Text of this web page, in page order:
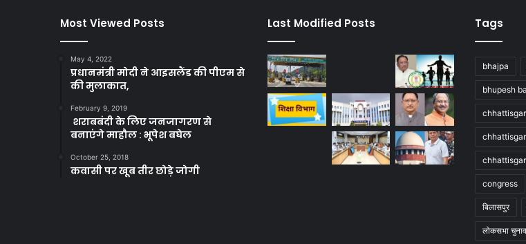
Most Viewed Posts
May 4, 2022
प्रधानमंत्री मोदी ने आइसलैंड की पीएम से
की मुलाकात,
February 9, 2019
शराबबंदी के लिए जनजागरण से
बनाएंगे माहौल : भूपेश बघेल
October 25, 2018
कवासी पर खूब तीर छोड़े जोगी
Last Modified Posts Tags
bhajpa
bhupesh
congress
बिलासपुर
लोकसभा चुनाव